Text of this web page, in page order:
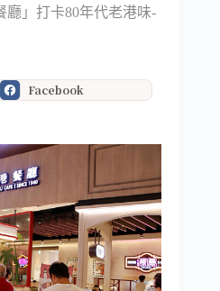
廳」打卡80年代老港味-
Facebook